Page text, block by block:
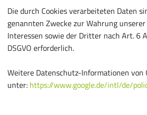
Die durch Cookies verarbeiteten Daten
genannten Zwecke zur Wahrung
Interessen sowie der Dritter nach Art. 6
DSGVO erforderlich.
Weitere Datenschutz-Informationen von
unter: https://www.google.de/intl/de/